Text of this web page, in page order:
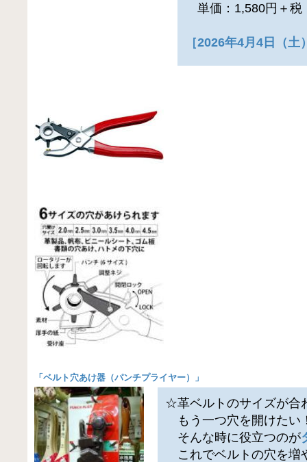
単価：1,580円＋税
［2026年4月4日（
「 ベルト穴あけ器（パンチプライヤー） 」
☆革ベルトのサイズが合
もう一つ穴を開けたい
そんな時に役立つのが
これでベルトの穴を増